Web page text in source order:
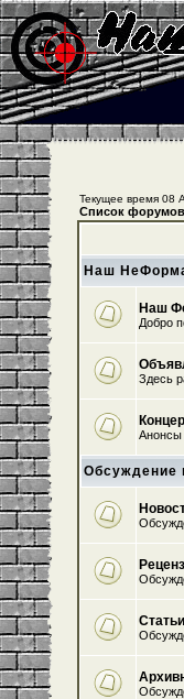
Текущее время 08
Список
Наш
Наш
Добро
Здесь
Анонсы
Обсуждение
Статьи